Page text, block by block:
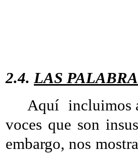
2.4.LAS
Aquí incluimos
voces que son
embargo, nos